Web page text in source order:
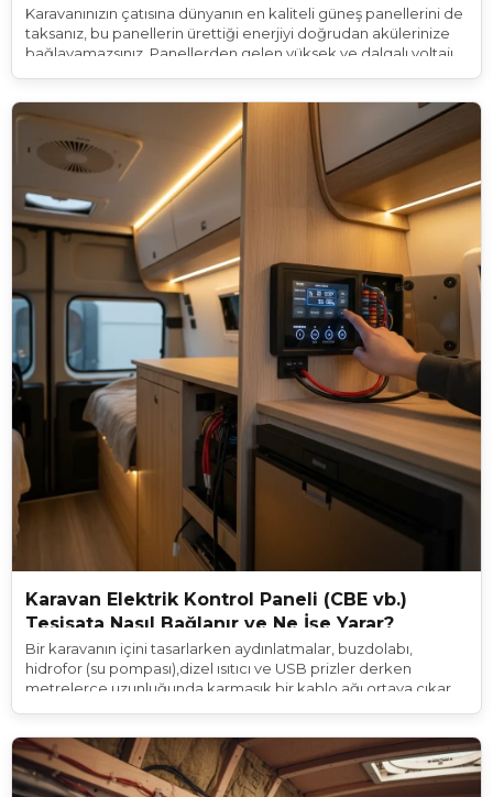
Karavanınızın çatısına dünyanın en kaliteli güneş panellerini de
taksanız, bu panellerin ürettiği enerjiyi doğrudan akülerinize
bağlayamazsınız. Panellerden gelen yüksek ve dalgalı voltajı,
ihtiyacınız vardır. Bu cihaza Solar Şarj Kontrol Cihazı
(Regülatör) denir.
Karavan Elektrik Kontrol Paneli (CBE vb.)
Tesisata Nasıl Bağlanır ve Ne İşe Yarar?
Bir karavanın içini tasarlarken aydınlatmalar, buzdolabı,
hidrofor (su pompası),dizel ısıtıcı ve USB prizler derken
metrelerce uzunluğunda karmaşık bir kablo ağı ortaya çıkar.
hem de kullanımı tam bir kabusa dönüştürür. İşte
karavanınızdaki bu "sinir sistemini" tek bir merkezden, güvenle
ve şık bir şekilde yönetmenizi sağlayan o akıllı beyinlere